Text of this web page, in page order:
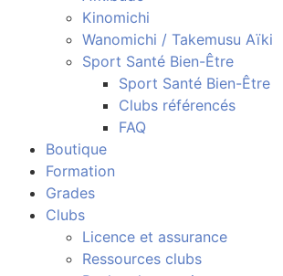
Kinomichi
Wanomichi / Takemusu Aïki
Sport Santé Bien-Être
Sport Santé Bien-Être
Clubs référencés
FAQ
Boutique
Formation
Grades
Clubs
Licence et assurance
Ressources clubs